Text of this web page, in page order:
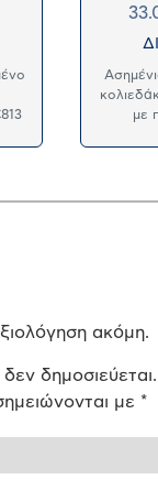
με
ακόμη.
δημοσιεύεται.
με *